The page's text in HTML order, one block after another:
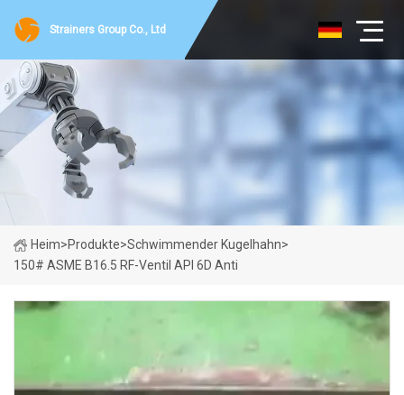
Strainers Group Co., Ltd
Heim>Produkte>Schwimmender Kugelhahn>
150# ASME B16.5 RF-Ventil API 6D Anti